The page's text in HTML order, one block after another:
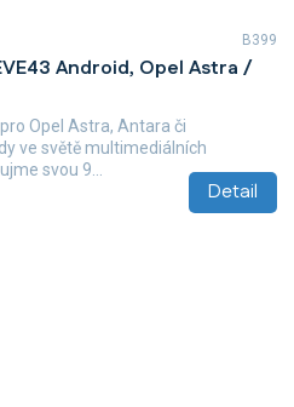
Android, Opel Astra /
Detail
Opel Astra, Antara či
ve světě multimediálních
svou 9...
B399